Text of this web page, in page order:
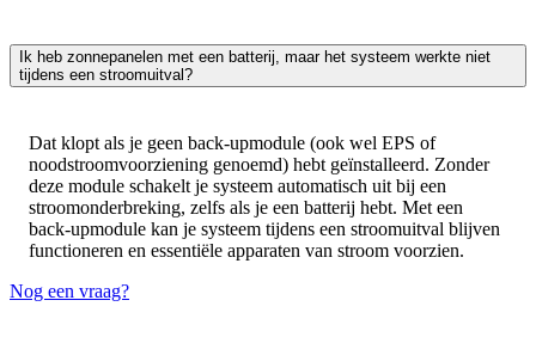
Ik heb zonnepanelen met een batterij, maar het systeem werkte niet
tijdens een stroomuitval?
Dat klopt als je geen back-upmodule (ook wel EPS of
noodstroomvoorziening genoemd) hebt geïnstalleerd. Zonder
deze module schakelt je systeem automatisch uit bij een
stroomonderbreking, zelfs als je een batterij hebt. Met een
back-upmodule kan je systeem tijdens een stroomuitval blijven
functioneren en essentiële apparaten van stroom voorzien.​
Nog een vraag?